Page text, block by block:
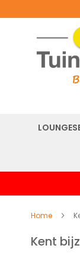
Home
Kent